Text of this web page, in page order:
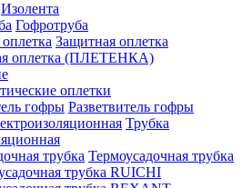
Изолента
Гофротруба
Защитная оплетка
оплетка (ПЛЕТЕНКА)
оплетки
Разветвитель гофры
Трубка
Термоусадочная трубка
трубка RUICHI